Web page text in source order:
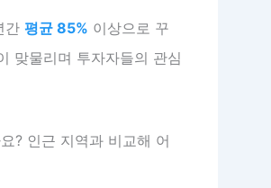
간 평균 85% 이상으로 꾸
맞물리며 투자자들의 관심
? 인근 지역과 비교해 어